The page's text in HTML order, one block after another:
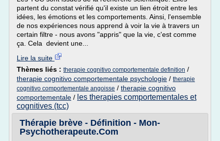
partent du constat vérifié qu'il existe un lien étroit entre les
idées, les émotions et les comportements. Ainsi, l'ensemble
de nos expériences nous apprend à voir la vie à travers un
certain filtre - nous avons "appris" que la vie, c'est comme
ça. Cela devient une...
Lire la suite
Thèmes liés : therapie cognitivo comportementale definition /
therapie cognitivo comportementale psychologie / therapie
cognitivo comportementale angoisse / therapie cognitivo
comportementale / les therapies comportementales et
cognitives (tcc)
Thérapie brève - Définition - Mon-
Psychotherapeute.Com